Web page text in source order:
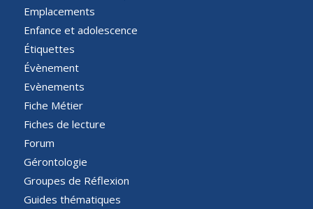
Emplacements
Enfance et adolescence
Étiquettes
Évènement
Evènements
Fiche Métier
Fiches de lecture
Forum
Gérontologie
Groupes de Réflexion
Guides thématiques